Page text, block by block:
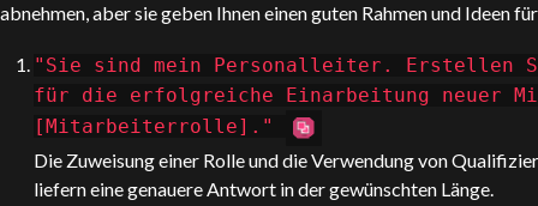
abnehmen, aber sie geben Ihnen einen guten Rahmen und Ideen
"Sie sind mein Personalleiter. Erstellen
für die erfolgreiche Einarbeitung neuer
[Mitarbeiterrolle]."
Die Zuweisung einer Rolle und die Verwendung von
liefern eine genauere Antwort in der gewünschten Länge.